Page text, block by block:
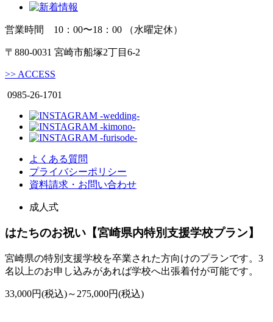
営業時間 10：00〜18：00 （水曜定休）
〒880-0031 宮崎市船塚2丁目6-2
>> ACCESS
0985-26-1701
よくある質問
プライバシーポリシー
資料請求・お問い合わせ
成人式
はたちのお祝い【宮崎県内特別支援学校プラン】
宮崎県の特別支援学校を卒業された方向けのプランです。3
名以上のお申し込みがあれば学校へ出張着付が可能です。
33,000円(税込)～275,000円(税込)